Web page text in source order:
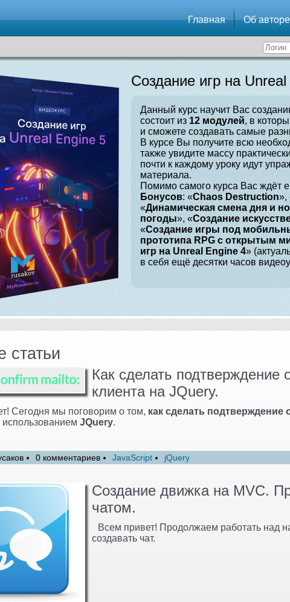
Главная Об авторе
Создание игр на
Данный курс научит Вас
состоит из 12 модулей, в
и сможете создавать самые
В курсе Вы получите всю
также увидите массу
почти к каждому уроку идут
материала.
Помимо самого курса Вас ждёт
Бонусов: «Chaos Destruction»,
«Динамическая смена дня и
погоды», «Создание
«Создание игры под
прототипа RPG с открытым
игр на Unreal Engine 4»
в себя ещё десятки часов
статьи
Как сделать подтверждение
клиента на JQuery.
Сегодня мы поговорим о том, как сделать подтверждение
использованием JQuery.
0 комментариев JavaScript jQuery
Создание движка на MVC.
чатом.
Всем привет! Продолжаем работать над
создавать чат.